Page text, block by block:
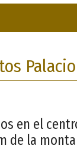
en el
de la